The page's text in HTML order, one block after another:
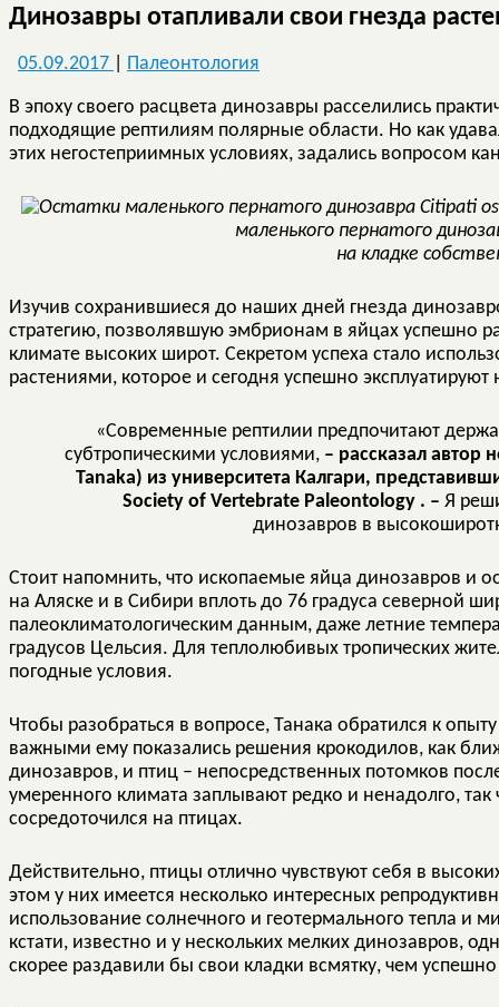
Динозавры отапливали свои гнезда
05.09.2017 Палеонтология
В эпоху своего расцвета динозавры расселились
подходящие рептилиям полярные области. Но как
этих негостеприимных условиях, задались вопросом
маленького пернатого
на кладке
Изучив сохранившиеся до наших дней гнезда
стратегию, позволявшую эмбрионам в яйцах успешно
климате высоких широт. Секретом успеха стало
растениями, которое и сегодня успешно
«Современные рептилии предпочитают
субтропическими условиями, – рассказал автор
Tanaka) из университета Калгари,
Society of Vertebrate Paleontology . – Я
динозавров в
Стоит напомнить, что ископаемые яйца динозавров и
на Аляске и в Сибири вплоть до 76 градуса северной
палеоклиматологическим данным, даже летние
градусов Цельсия. Для теплолюбивых тропических
погодные условия.
Чтобы разобраться в вопросе, Танака обратился к
важными ему показались решения крокодилов, как
динозавров, и птиц – непосредственных потомков
умеренного климата заплывают редко и ненадолго, так
сосредоточился на птицах.
Действительно, птицы отлично чувствуют себя в
этом у них имеется несколько интересных
использование солнечного и геотермального тепла и
кстати, известно и у нескольких мелких динозавров,
скорее раздавили бы свои кладки всмятку, чем